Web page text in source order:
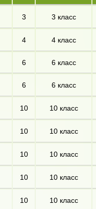
3 3 класс
4 4 класс
6 6 класс
6 6 класс
10 10 класс
10 10 класс
10 10 класс
10 10 класс
10 10 класс